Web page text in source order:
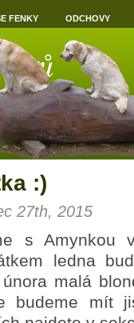
FENKY ODCHOVY
:)
27th, 2015
s Amynkou
ledna
malá
budeme mít